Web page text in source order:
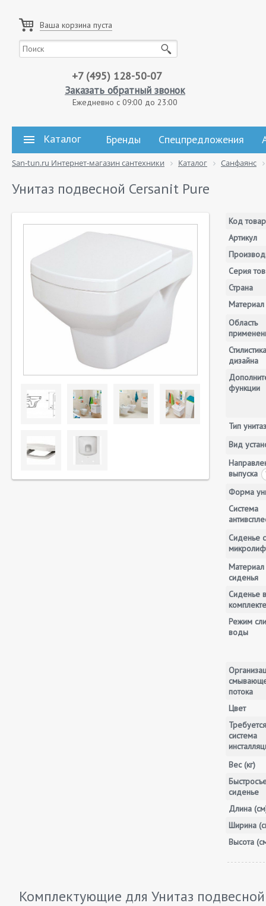
Ваша корзина пуста
+7 (495) 128-50-07
Заказать обратный звонок
Ежедневно с 09:00 до 23:00
Каталог Бренды Спецпредложения
San-tun.ru Интернет-магазин сантехники Каталог Санфаянс
Унитаз подвесной Cersanit Pure
Код
Артикул
Серия
Страна
Материал
Область
Стилистика
дизайна
функции
Тип
Вид
выпуска
Форма
Система
Сиденье с
Материал
сиденья
Сиденье в
комплекте
Режим
воды
потока
Цвет
Требуется
система
Вес (кг)
сиденье
Длина
Ширина
Высота
Комплектующие для Унитаз